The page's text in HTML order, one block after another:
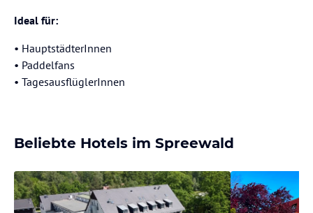
Ideal für:
• HauptstädterInnen
⁠• Paddelfans
⁠• TagesausflüglerInnen
Beliebte Hotels im Spreewald